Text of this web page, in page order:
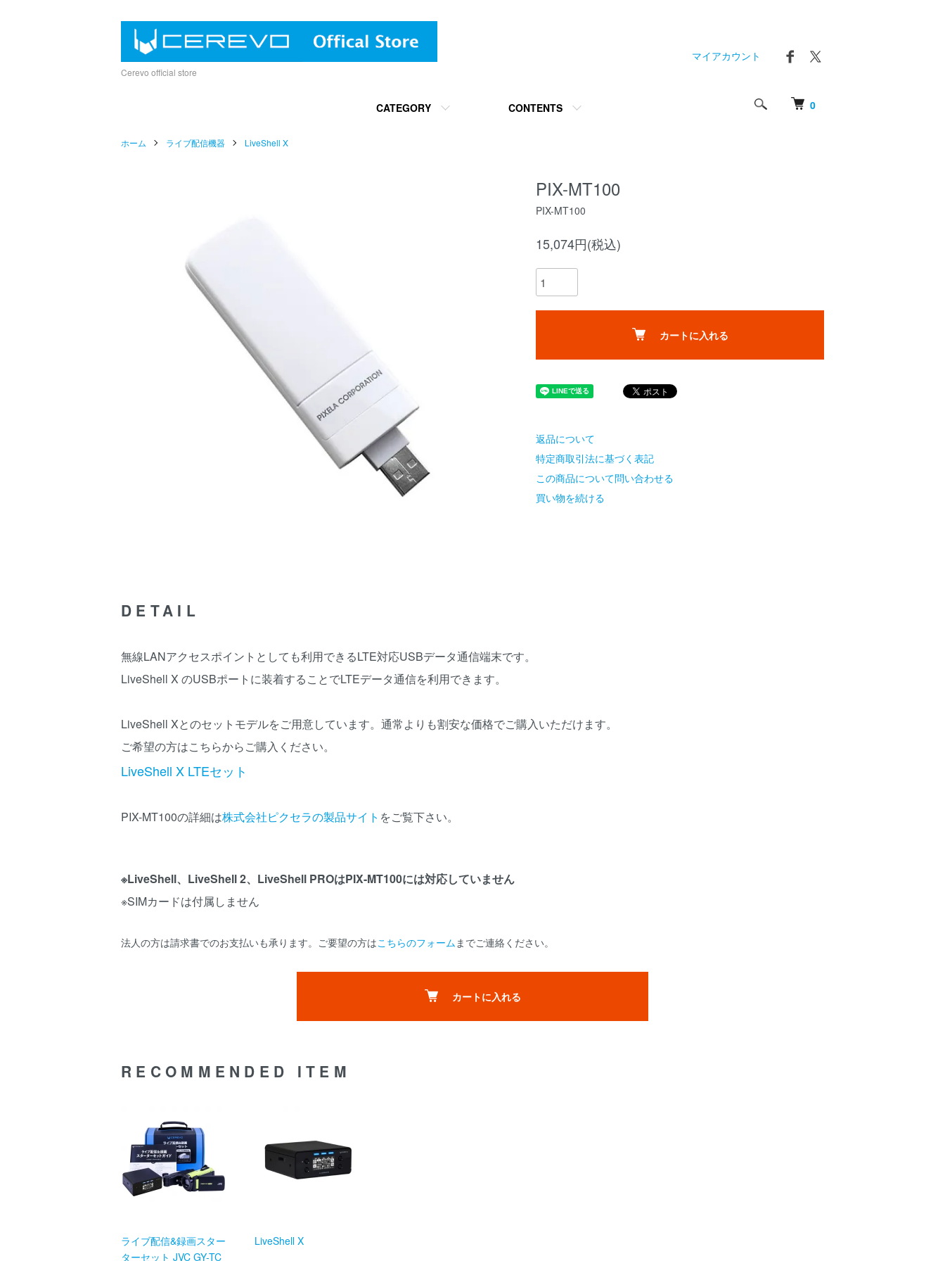
Cerevo official store
0
CATEGORY CONTENTS
マイアカウント
ホーム ライブ配信機器 LiveShell X
PIX-MT100
PIX-MT100
15,074円(税込)
カートに入れる
返品について
特定商取引法に基づく表記
この商品について問い合わせる
買い物を続ける
DETAIL
無線LANアクセスポイントとしても利用できるLTE対応USBデータ通信端末です。
LiveShell X のUSBポートに装着することでLTEデータ通信を利用できます。
LiveShell Xとのセットモデルをご用意しています。通常よりも割安な価格でご購入いただけます。
ご希望の方はこちらからご購入ください。
LiveShell X LTEセット
PIX-MT100の詳細は株式会社ピクセラの製品サイト をご覧下さい。
※LiveShell、LiveShell 2、LiveShell PROはPIX-MT100には対応していません
※SIMカードは付属しません
法人の方は請求書でのお支払いも承ります。ご要望の方はこちらのフォームまでご連絡ください。
カートに入れる
RECOMMENDED ITEM
ライブ配信&録画スター
ターセット JVC GY-TC
LiveShell X